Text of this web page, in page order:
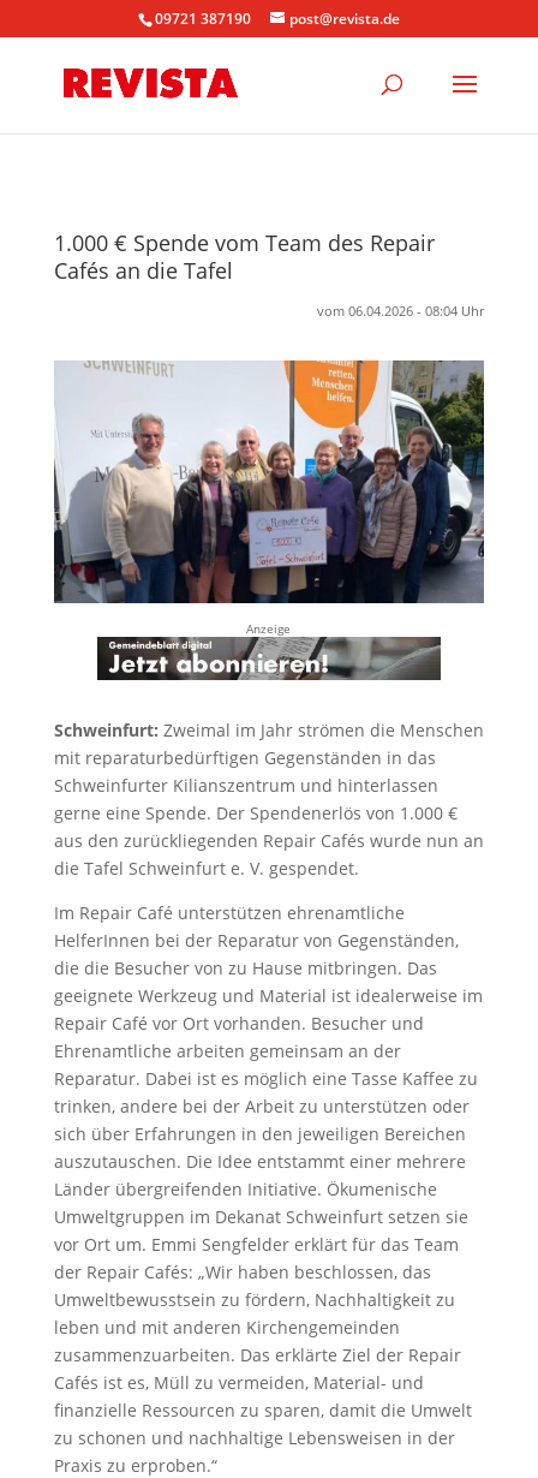
09721 387190 post@revista.de
1.000 € Spende vom Team des Repair
Cafés an die Tafel
vom 06.04.2026 - 08:04 Uhr
Anzeige
Schweinfurt: Zweimal im Jahr strömen die Menschen
mit reparaturbedürftigen Gegenständen in das
Schweinfurter Kilianszentrum und hinterlassen
gerne eine Spende. Der Spendenerlös von 1.000 €
aus den zurückliegenden Repair Cafés wurde nun an
die Tafel Schweinfurt e. V. gespendet.
Im Repair Café unterstützen ehrenamtliche
HelferInnen bei der Reparatur von Gegenständen,
die die Besucher von zu Hause mitbringen. Das
geeignete Werkzeug und Material ist idealerweise im
Repair Café vor Ort vorhanden. Besucher und
Ehrenamtliche arbeiten gemeinsam an der
Reparatur. Dabei ist es möglich eine Tasse Kaffee zu
trinken, andere bei der Arbeit zu unterstützen oder
sich über Erfahrungen in den jeweiligen Bereichen
auszutauschen. Die Idee entstammt einer mehrere
Länder übergreifenden Initiative. Ökumenische
Umweltgruppen im Dekanat Schweinfurt setzen sie
vor Ort um. Emmi Sengfelder erklärt für das Team
der Repair Cafés: „Wir haben beschlossen, das
Umweltbewusstsein zu fördern, Nachhaltigkeit zu
leben und mit anderen Kirchengemeinden
zusammenzuarbeiten. Das erklärte Ziel der Repair
Cafés ist es, Müll zu vermeiden, Material- und
finanzielle Ressourcen zu sparen, damit die Umwelt
zu schonen und nachhaltige Lebensweisen in der
Praxis zu erproben.“